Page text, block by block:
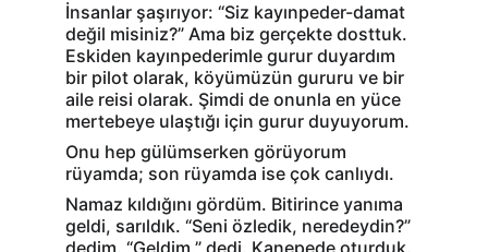
İnsanlar şaşırıyor: “Siz kayınpeder-damat
değil misiniz?” Ama biz gerçekte dosttuk.
Eskiden kayınpederimle gurur duyardım
bir pilot olarak, köyümüzün gururu ve bir
aile reisi olarak. Şimdi de onunla en yüce
mertebeye ulaştığı için gurur duyuyorum.
Onu hep gülümserken görüyorum
rüyamda; son rüyamda ise çok canlıydı.
Namaz kıldığını gördüm. Bitirince yanıma
geldi, sarıldık. “Seni özledik, neredeydin?”
dedim. “Geldim,” dedi. Kanepede oturduk.